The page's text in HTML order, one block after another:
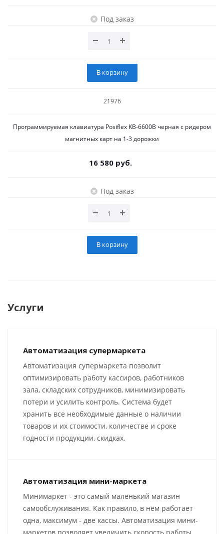
Под заказ
В корзину
21976
Программируемая клавиатура Posiflex KB-6600B черная c ридером
магнитных карт на 1-3 дорожки
16 580 руб.
Под заказ
В корзину
Услуги
Автоматизация супермаркета
Автоматизация супермаркета позволит
оптимизировать работу кассиров, работников
зала, складских сотрудников, минимизировать
потери и усилить контроль. Система будет
хранить все необходимые данные о наличии
товаров и их стоимости, количестве и сроке
годности продукции, скидках.
Автоматизация мини-маркета
Минимаркет - это самый маленький магазин
самообслуживания. Как правило, в нём работает
одна, максимум - две кассы. Автоматизация мини-